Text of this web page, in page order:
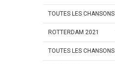
TOUTES LES CHANSONS
ROTTERDAM 2021
TOUTES LES CHANSONS